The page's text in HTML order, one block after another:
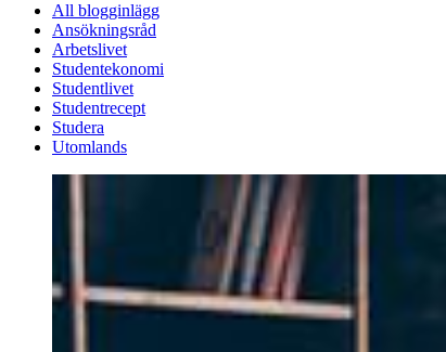
All blogginlägg
Ansökningsråd
Arbetslivet
Studentekonomi
Studentlivet
Studentrecept
Studera
Utomlands